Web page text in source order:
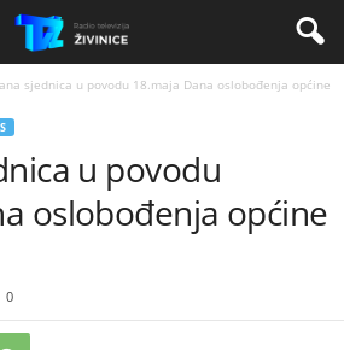
sjednica u povodu 18.maja Dana oslobođenja općine
u povodu
oslobođenja općine
0